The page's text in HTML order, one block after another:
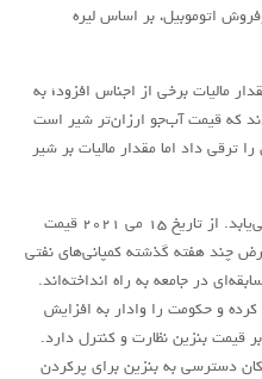
اتوموبیل، بر اساس لیره
مالیات برخی از اجناس افزود؛ به
که قیمت آب‌جو ارزان‌تر شیر است
ترقی داد اما مقدار مالیات بر شیر
قیمت بنزین نیز با شتابی سریع افزایش می‌یابد. از تاریخ ۱۵ می ۲۰۲۱ قیمت
چند هفته گذشته کمپانی‌های نفتی
در جامعه به راه انداخته‌اند.
کرده و حکومت را وادار به افزایش
قیمت بنزین نظارت و کنترل دارد.
دسترسی به بنزین برای پرکردن